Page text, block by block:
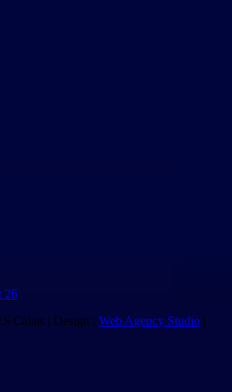
26
Calais | Design : Web Agency Studio |